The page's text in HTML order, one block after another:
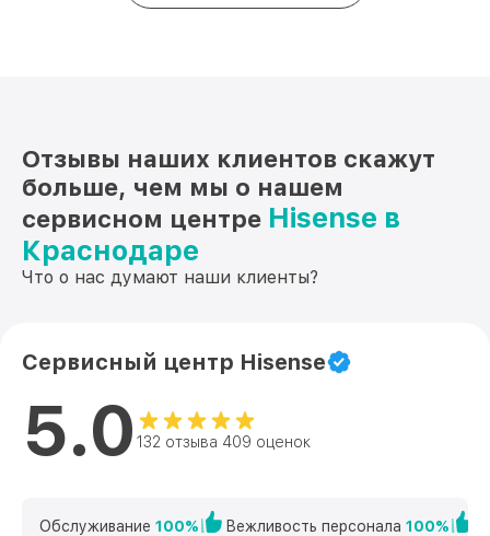
Отзывы наших клиентов скажут
больше, чем мы о нашем
сервисном центре Hisense в
Краснодаре
Что о нас думают наши клиенты?
Сервисный центр Hisense
5.0 132 отзыва 409 оценок
Обслуживание 100% Вежливость персонала 100%